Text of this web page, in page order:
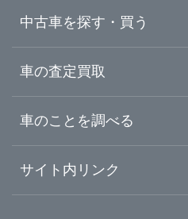
ガリバー11号丸亀店
山口県
徳島県
香川県
中古車を探す・買う
中古車情報・中古車検索
初めての中古車購入ガイド
車の査定買取
車査定・車買取ならガリバー
ガリバーの査定が選ばれる理由
車のことを調べる
車初心者まとめ
サイト内リンク